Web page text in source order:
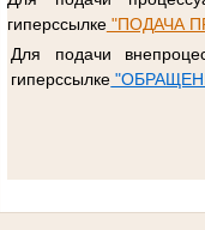
гиперссылке"ПОДАЧА
Для подачи
гиперссылке